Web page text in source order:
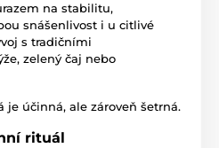
na stabilitu,
snášenlivost i u citlivé
s tradičními
zelený čaj nebo
je účinná, ale zároveň šetrná.
rituál